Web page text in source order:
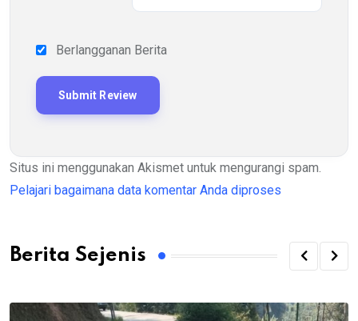
Berlangganan Berita
Situs ini menggunakan Akismet untuk mengurangi spam.
Pelajari bagaimana data komentar Anda diproses
Berita Sejenis